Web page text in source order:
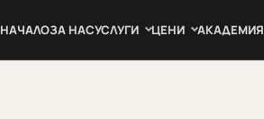
НАЧАЛОЗА НАСУСЛУГИ ЦЕНИ АКАДЕМИЯ